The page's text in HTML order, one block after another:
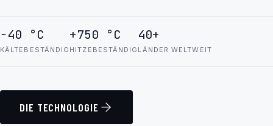
−40 °C
KÄLTEBESTÄNDIG
+750 °C
HITZEBESTÄNDIG
40+
LÄNDER WELTWEIT
DIE TECHNOLOGIE